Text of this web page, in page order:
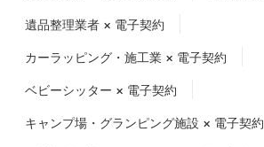
遺品整理業者 × 電子契約
カーラッピング・施工業 × 電子契約
ベビーシッター × 電子契約
キャンプ場・グランピング施設 × 電子契約